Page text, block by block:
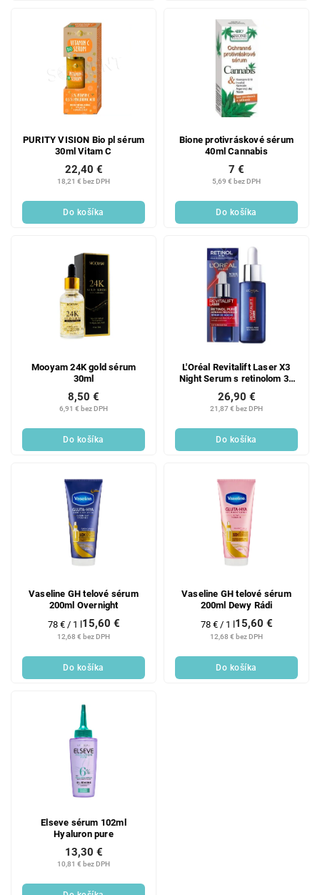
PURITY VISION Bio pl sérum
30ml Vitam C
18,21 € bez DPH
22,40 €
Do košíka
Bione protivráskové sérum
40ml Cannabis
5,69 € bez DPH
7 €
Do košíka
Mooyam 24K gold sérum
30ml
6,91 € bez DPH
8,50 €
Do košíka
L'Oréal Revitalift Laser X3
Night Serum s retinolom 30
21,87 € bez DPH
26,90 €
Do košíka
Vaseline GH telové sérum
200ml Overnight
12,68 € bez DPH
15,60 €
Jednotková
cena:
78 € / 1 l
Do košíka
Vaseline GH telové sérum
200ml Dewy Rádi
12,68 € bez DPH
15,60 €
Jednotková
cena:
78 € / 1 l
Do košíka
Elseve sérum 102ml
Hyaluron pure
10,81 € bez DPH
13,30 €